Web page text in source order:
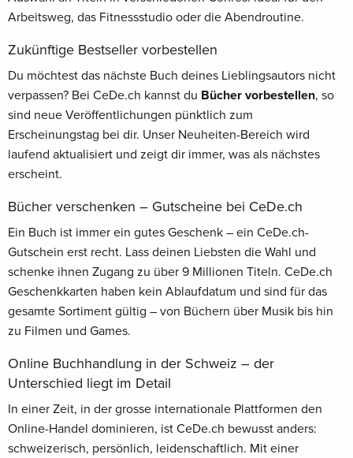
Arbeitsweg, das Fitnessstudio oder die Abendroutine.
Zukünftige Bestseller vorbestellen
Du möchtest das nächste Buch deines Lieblingsautors nicht
verpassen? Bei CeDe.ch kannst du Bücher vorbestellen, so
sind neue Veröffentlichungen pünktlich zum
Erscheinungstag bei dir. Unser Neuheiten-Bereich wird
laufend aktualisiert und zeigt dir immer, was als nächstes
erscheint.
Bücher verschenken – Gutscheine bei CeDe.ch
Ein Buch ist immer ein gutes Geschenk – ein CeDe.ch-
Gutschein erst recht. Lass deinen Liebsten die Wahl und
schenke ihnen Zugang zu über 9 Millionen Titeln. CeDe.ch
Geschenkkarten haben kein Ablaufdatum und sind für das
gesamte Sortiment gültig – von Büchern über Musik bis hin
zu Filmen und Games.
Online Buchhandlung in der Schweiz – der
Unterschied liegt im Detail
In einer Zeit, in der grosse internationale Plattformen den
Online-Handel dominieren, ist CeDe.ch bewusst anders:
schweizerisch, persönlich, leidenschaftlich. Mit einer